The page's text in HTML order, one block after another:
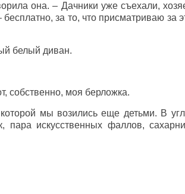
она. – Дачники уже съехали,
за то, что присматриваю за
белый диван.
собственно, моя берложка.
мы возились еще детьми. В
пара искусственных фаллов,